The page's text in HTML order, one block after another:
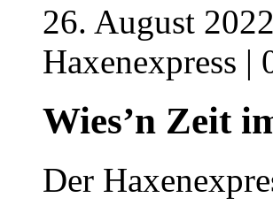
26. August
Haxenexpress |
Wies’n Zeit
Der